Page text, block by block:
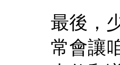
最後，
常會讓